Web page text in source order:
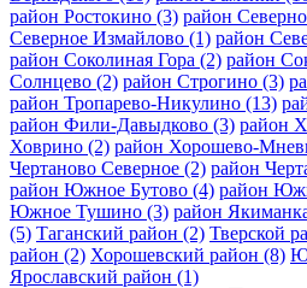
район Ростокино (3) район
Северное Измайлово (1) район
район Соколиная Гора (2) район
Солнцево (2) район Строгино (3)
район Тропарево-Никулино (13)
район Фили-Давыдково (3) район
Ховрино (2) район Хорошево-
Чертаново Северное (2) район
район Южное Бутово (4) район
Южное Тушино (3) район
(5) Таганский район (2) Тверской
район (2) Хорошевский район (8)
Ярославский район (1)